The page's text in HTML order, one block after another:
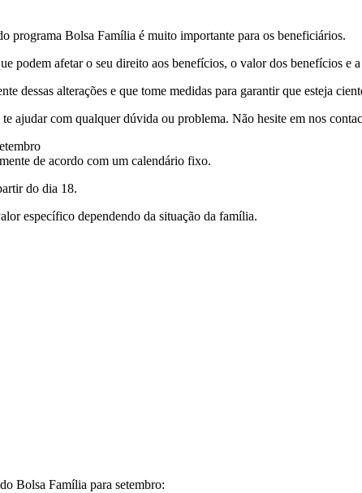
programa Bolsa Família é muito importante para os beneficiários.
podem afetar o seu direito aos benefícios, o valor dos benefícios e
dessas alterações e que tome medidas para garantir que esteja
ajudar com qualquer dúvida ou problema. Não hesite em nos
de acordo com um calendário fixo.
do dia 18.
específico dependendo da situação da família.
Bolsa Família para setembro: